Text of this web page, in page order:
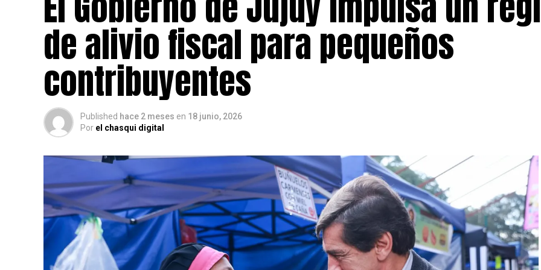
de alivio fiscal para pequeños
contribuyentes
Published hace 2 meses en 18 junio, 2026
Por el chasqui digital